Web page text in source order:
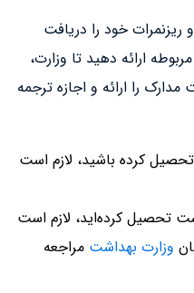
ریزنمرات خود را دریافت
ارائه دهید تا وزارت،
را ارائه و اجازه ترجمه
کرده باشید، لازم است
تحصیل کرده‌اید، لازم است
وزارت بهداشت مراجعه